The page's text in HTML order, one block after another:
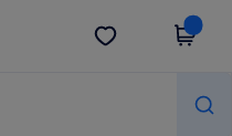
Hämta app